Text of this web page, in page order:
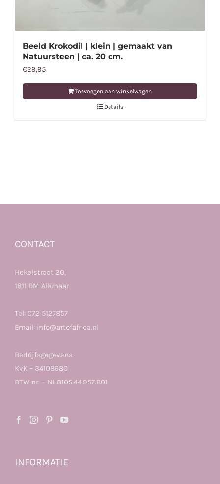
Beeld Krokodil | klein | gemaakt van
Natuursteen | ca. 20 cm.
€29,95
Toevoegen aan winkelwagen
Details
CONTACT
Hekelstraat 20,
1811 BM Alkmaar
Tel: 072 5127857
Email: info@artofafrica.nl
Bedrijfsgegevens
KvK – 34108680
BTW nr. – NL.8105.44.957.B01
INFORMATIE